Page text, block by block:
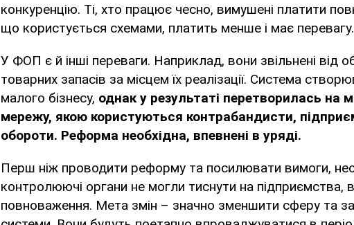
конкуренцію. Ті, хто працює чесно, вимушені платити
що користується схемами, платить менше і має перевагу.
У ФОП є й інші переваги. Наприклад, вони звільнені від
товарних запасів за місцем їх реалізації. Система
малого бізнесу, однак у результаті перетворилась на
мережу, якою користуються контрабандисти,
обороти. Реформа необхідна, впевнені в уряді.
Перш ніж проводити реформу та посилювати вимоги,
контролюючі органи не могли тиснути на підприємства,
повноваження. Мета змін – значно зменшити сферу та